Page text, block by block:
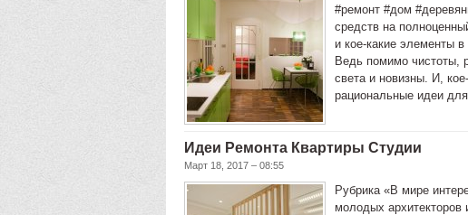
#ремонт #дом
средств на
и кое-какие элементы
Ведь помимо чистоты,
света и новизны. И,
рациональные идеи
Идеи Ремонта Квартиры Студии
Март 18, 2017 – 08:55
Рубрика «В мире
молодых архитекторов